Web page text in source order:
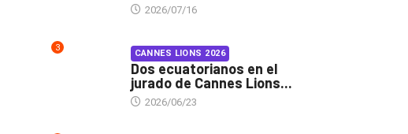
2026/07/16
3 CANNES LIONS 2026
Dos ecuatorianos en el
jurado de Cannes Lions...
2026/06/23